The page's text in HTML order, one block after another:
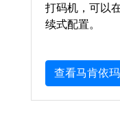
打码机，可以
续式配置。
查看马肯依